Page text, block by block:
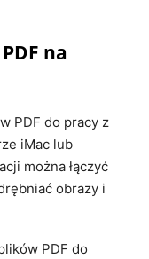
na
PDF do pracy z
iMac lub
można łączyć
obrazy i
PDF do